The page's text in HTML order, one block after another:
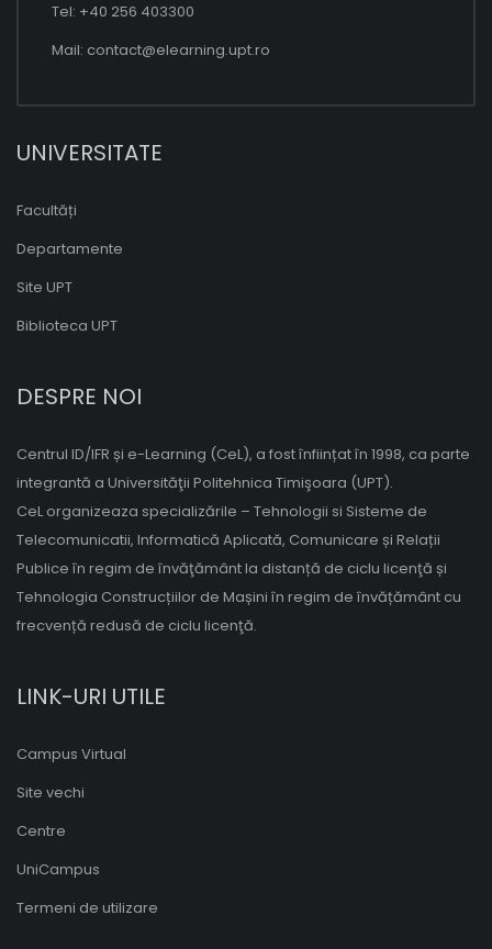
Tel: +40 256 403300
Mail: contact@elearning.upt.ro
UNIVERSITATE
Facultăți
Departamente
Site UPT
Biblioteca UPT
DESPRE NOI
Centrul ID/IFR și e-Learning (CeL), a fost înființat în 1998, ca parte
integrantă a Universităţii Politehnica Timişoara (UPT).
CeL organizeaza specializările – Tehnologii si Sisteme de
Telecomunicatii, Informatică Aplicată, Comunicare și Relații
Publice în regim de învăţământ la distanță de ciclu licenţă și
Tehnologia Construcțiilor de Mașini în regim de învățământ cu
frecvență redusă de ciclu licenţă.
LINK-URI UTILE
Campus Virtual
Site vechi
Centre
UniCampus
Termeni de utilizare